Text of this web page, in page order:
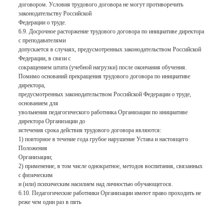
договором. Условия трудового договора не могут противоречить
законодательству Российской
Федерации о труде.
6.9. Досрочное расторжение трудового договора по инициативе директора
с преподавателями
допускается в случаях, предусмотренных законодательством Российской
Федерации, в связи с
сокращением штата (учебной нагрузки) после окончания обучения.
Помимо оснований прекращения трудового договора по инициативе
директора,
предусмотренных законодательством Российской Федерации о труде,
основанием для
увольнения педагогического работника Организации по инициативе
директора Организации до
истечения срока действия трудового договора являются:
1) повторное в течение года грубое нарушение Устава и настоящего
Положения
Организации;
2) применение, в том числе однократное, методов воспитания, связанных
с физическим
и (или) психическим насилием над личностью обучающегося.
6.10. Педагогические работники Организации имеют право проходить не
реже чем один раз в пять